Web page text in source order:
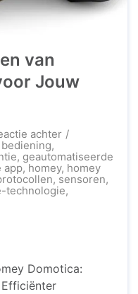
van
Jouw
achterop
de
Voordelen
van
Homey
Domotica
,
, geautomatiseerde
app, homey, homey
, sensoren,
technologie,
Domotica: